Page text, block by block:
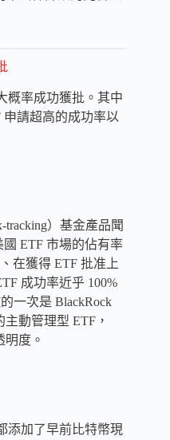
概率成功獲批。其中
申請超高的成功率以
tracking）基金產品聞
國 ETF 市場的佔有率
在獲得 ETF 批准上
成功率近乎 100%
一次是 BlackRock
主動管理型 ETF，
度。
添加了早前比特幣現